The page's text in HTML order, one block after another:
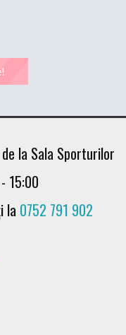
la Sala Sporturilor
15:00
la 0752 791 902